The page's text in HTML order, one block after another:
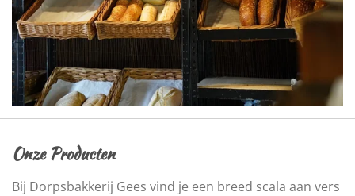
Onze Producten
Bij Dorpsbakkerij Gees vind je een breed scala aan vers